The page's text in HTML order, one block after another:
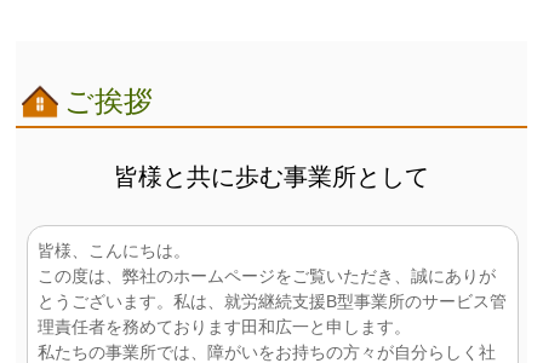
ご挨拶
皆様と共に歩む事業所として
皆様、こんにちは。
この度は、弊社のホームページをご覧いただき、誠にありが
とうございます。私は、就労継続支援B型事業所のサービス管
理責任者を務めております田和広一と申します。
私たちの事業所では、障がいをお持ちの方々が自分らしく社